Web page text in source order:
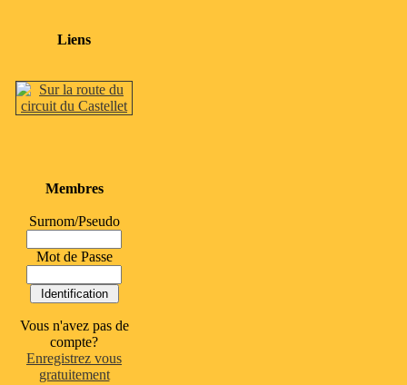
Liens
Membres
Surnom/Pseudo
Mot de Passe
Vous n'avez pas de
compte?
Enregistrez vous
gratuitement